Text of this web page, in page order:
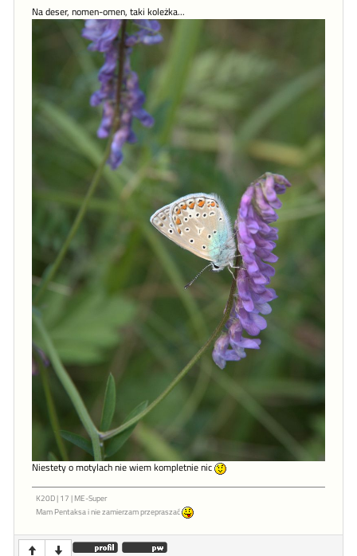
Na deser, nomen-omen, taki koleżka...
Niestety o motylach nie wiem kompletnie nic
K20D | 17 | ME-Super
Mam Pentaksa i nie zamierzam przepraszać